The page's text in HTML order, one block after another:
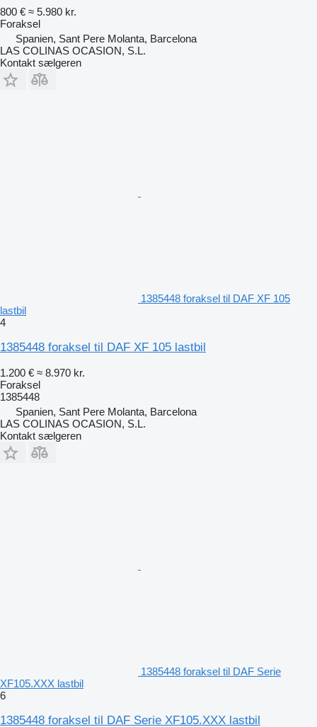
800 € ≈ 5.980 kr.
Foraksel
Spanien, Sant Pere Molanta, Barcelona
LAS COLINAS OCASION, S.L.
Kontakt sælgeren
1385448 foraksel til DAF XF 105
lastbil
4
1385448 foraksel til DAF XF 105 lastbil
1.200 € ≈ 8.970 kr.
Foraksel
1385448
Spanien, Sant Pere Molanta, Barcelona
LAS COLINAS OCASION, S.L.
Kontakt sælgeren
1385448 foraksel til DAF Serie
XF105.XXX lastbil
6
1385448 foraksel til DAF Serie XF105.XXX lastbil